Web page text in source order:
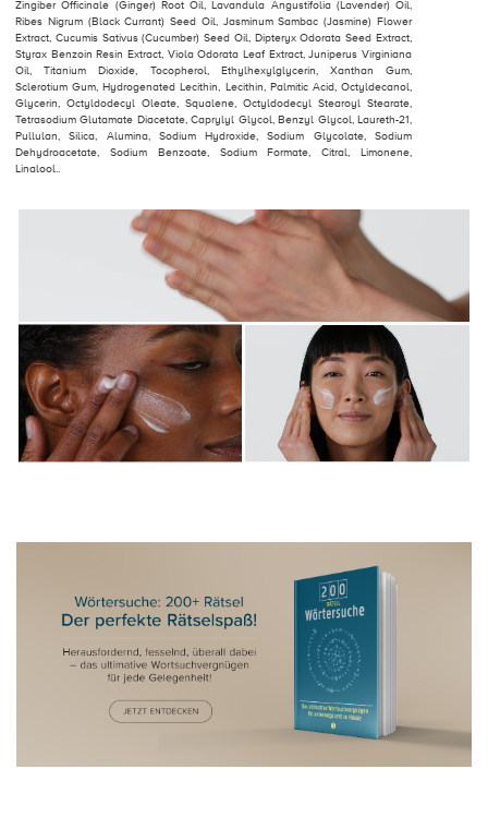
Zingiber Officinale (Ginger) Root Oil, Lavandula Angustifolia (Lavender) Oil,
Ribes Nigrum (Black Currant) Seed Oil, Jasminum Sambac (Jasmine) Flower
Extract, Cucumis Sativus (Cucumber) Seed Oil, Dipteryx Odorata Seed Extract,
Styrax Benzoin Resin Extract, Viola Odorata Leaf Extract, Juniperus Virginiana
Oil, Titanium Dioxide, Tocopherol, Ethylhexylglycerin, Xanthan Gum,
Sclerotium Gum, Hydrogenated Lecithin, Lecithin, Palmitic Acid, Octyldecanol,
Glycerin, Octyldodecyl Oleate, Squalene, Octyldodecyl Stearoyl Stearate,
Tetrasodium Glutamate Diacetate, Caprylyl Glycol, Benzyl Glycol, Laureth-21,
Pullulan, Silica, Alumina, Sodium Hydroxide, Sodium Glycolate, Sodium
Dehydroacetate, Sodium Benzoate, Sodium Formate, Citral, Limonene,
Linalool..